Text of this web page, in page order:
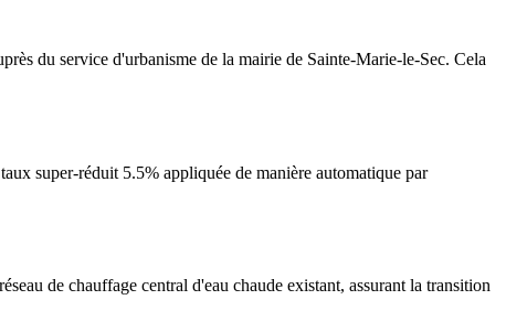
du service d'urbanisme de la mairie de Sainte-Marie-le-Sec. Cela
super-réduit 5.5% appliquée de manière automatique par
de chauffage central d'eau chaude existant, assurant la transition